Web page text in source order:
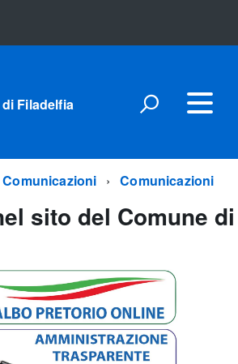
Filadelfia
Comunicazioni Comunicazioni
sito del Comune di